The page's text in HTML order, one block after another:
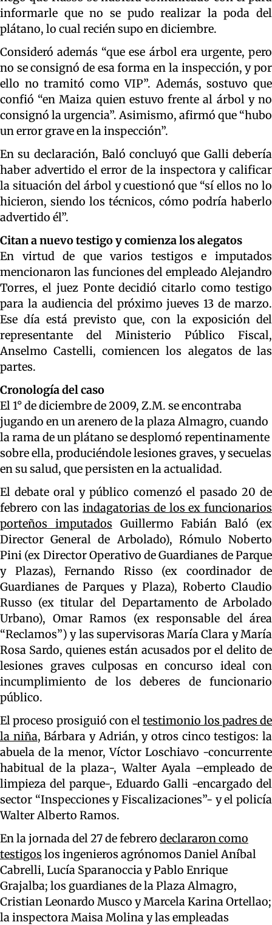
informarle que no se pudo realizar la poda del
plátano, lo cual recién supo en diciembre.
Consideró además “que ese árbol era urgente, pero
no se consignó de esa forma en la inspección, y por
ello no tramitó como VIP”. Además, sostuvo que
confió “en Maiza quien estuvo frente al árbol y no
consignó la urgencia”. Asimismo, afirmó que “hubo
un error grave en la inspección”.
En su declaración, Baló concluyó que Galli debería
haber advertido el error de la inspectora y calificar
la situación del árbol y cuestionó que “sí ellos no lo
hicieron, siendo los técnicos, cómo podría haberlo
advertido él”.
Citan a nuevo testigo y comienza los alegatos
En virtud de que varios testigos e imputados
mencionaron las funciones del empleado Alejandro
Torres, el juez Ponte decidió citarlo como testigo
para la audiencia del próximo jueves 13 de marzo.
Ese día está previsto que, con la exposición del
representante del Ministerio Público Fiscal,
Anselmo Castelli, comiencen los alegatos de las
partes.
Cronología del caso
El 1° de diciembre de 2009, Z.M. se encontraba
jugando en un arenero de la plaza Almagro, cuando
la rama de un plátano se desplomó repentinamente
sobre ella, produciéndole lesiones graves, y secuelas
en su salud, que persisten en la actualidad.
El debate oral y público comenzó el pasado 20 de
febrero con lasindagatorias de los ex funcionarios
porteños imputados Guillermo Fabián Baló (ex
Director General de Arbolado), Rómulo Noberto
Pini (ex Director Operativo de Guardianes de Parque
y Plazas), Fernando Risso (ex coordinador de
Guardianes de Parques y Plaza), Roberto Claudio
Russo (ex titular del Departamento de Arbolado
Urbano), Omar Ramos (ex responsable del área
“Reclamos”) y las supervisoras María Clara y María
Rosa Sardo, quienes están acusados por el delito de
lesiones graves culposas en concurso ideal con
incumplimiento de los deberes de funcionario
público.
El proceso prosiguió con eltestimonio los padres de
la niña, Bárbara y Adrián, y otros cinco testigos: la
abuela de la menor, Víctor Loschiavo -concurrente
habitual de la plaza-, Walter Ayala –empleado de
limpieza del parque-, Eduardo Galli -encargado del
sector “Inspecciones y Fiscalizaciones”- y el policía
Walter Alberto Ramos.
En la jornada del 27 de febrero declararon como
testigos los ingenieros agrónomos Daniel Aníbal
Cabrelli, Lucía Sparanoccia y Pablo Enrique
Grajalba; los guardianes de la Plaza Almagro,
Cristian Leonardo Musco y Marcela Karina Ortellao;
la inspectora Maisa Molina y las empleadas